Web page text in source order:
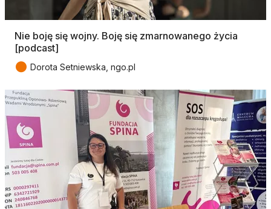
Nie boję się wojny. Boję się zmarnowanego życia
[podcast]
● Dorota Setniewska, ngo.pl